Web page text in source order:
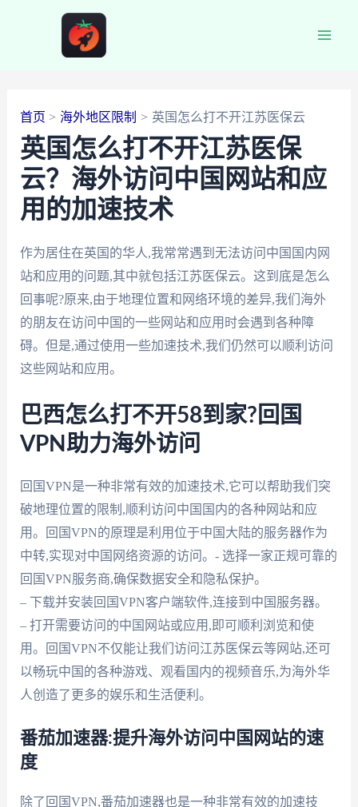
首页 海外地区限制 英国怎么打不开江苏医保云
英国怎么打不开江苏医保
云？海外访问中国网站和应
用的加速技术
作为居住在英国的华人,我常常遇到无法访问中国国内网
站和应用的问题,其中就包括江苏医保云。这到底是怎么
回事呢?原来,由于地理位置和网络环境的差异,我们海外
的朋友在访问中国的一些网站和应用时会遇到各种障
碍。但是,通过使用一些加速技术,我们仍然可以顺利访问
这些网站和应用。
巴西怎么打不开58到家?回国
VPN助力海外访问
回国VPN是一种非常有效的加速技术,它可以帮助我们突
破地理位置的限制,顺利访问中国国内的各种网站和应
用。回国VPN的原理是利用位于中国大陆的服务器作为
中转,实现对中国网络资源的访问。- 选择一家正规可靠的
回国VPN服务商,确保数据安全和隐私保护。
– 下载并安装回国VPN客户端软件,连接到中国服务器。
– 打开需要访问的中国网站或应用,即可顺利浏览和使
用。回国VPN不仅能让我们访问江苏医保云等网站,还可
以畅玩中国的各种游戏、观看国内的视频音乐,为海外华
人创造了更多的娱乐和生活便利。
番茄加速器:提升海外访问中国网站的速
度
除了回国VPN,番茄加速器也是一种非常有效的加速技